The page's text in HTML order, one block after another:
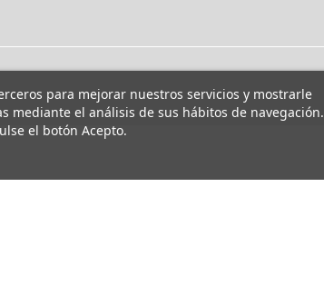
para mejorar nuestros servicios y mostrarle
mediante el análisis de sus hábitos de navegación.
el botón Acepto.